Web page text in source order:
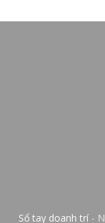
Sổ tay doanh trí -